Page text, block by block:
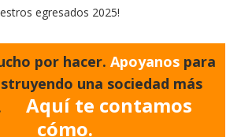
egresados 2025!
por hacer. Apoyanos para
una sociedad más
Aquí te contamos
cómo.